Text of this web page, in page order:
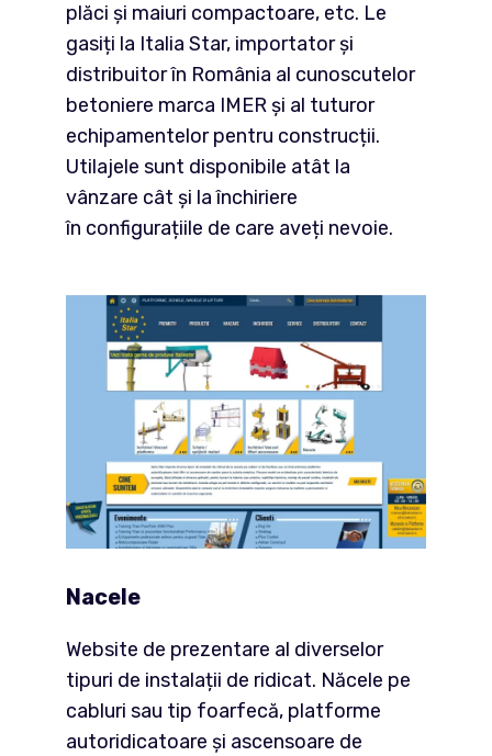
plăci și maiuri compactoare, etc. Le
gasiți la Italia Star, importator și
distribuitor în România al cunoscutelor
betoniere marca IMER și al tuturor
echipamentelor pentru construcții.
Utilajele sunt disponibile atât la
vânzare cât și la închiriere
în configurațiile de care aveți nevoie.
Nacele
Website de prezentare al diverselor
tipuri de instalații de ridicat. Năcele pe
cabluri sau tip foarfecă, platforme
autoridicatoare și ascensoare de